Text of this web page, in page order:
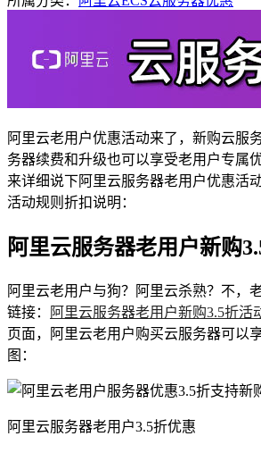
阿里云老用户优惠活动来了，新购云服
务器续费和升级也可以享受老用户专属
来详细说下阿里云服务器老用户优惠活
活动规则折扣说明：
阿里云服务器老用户新购
阿里云老用户与狗？阿里云杀熟？不，
链接：
阿里云服务器老用户新购3.5折活
页面，阿里云老用户购买云服务器可以
图：
阿里云服务器老用户3.5折优惠